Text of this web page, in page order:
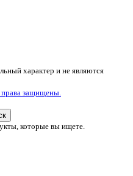
характер и не являются
защищены.
которые вы ищете.